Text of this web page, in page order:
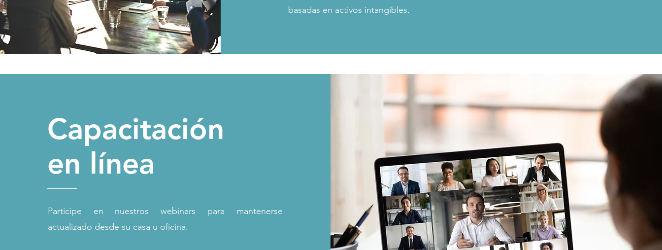
basadas en activos intangibles.
Capacitación
en línea
Participe en nuestros webinars para mantenerse
actualizado desde su casa u oficina.